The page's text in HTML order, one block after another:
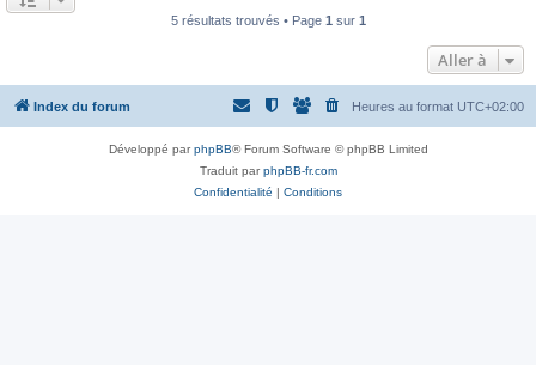
g
e
5 résultats trouvés • Page 1 sur 1
Aller à
Index du forum Heures au format UTC+02:00
Développé parphpBB® Forum Software © phpBB Limited
Traduit parphpBB-fr.com
Confidentialité | Conditions